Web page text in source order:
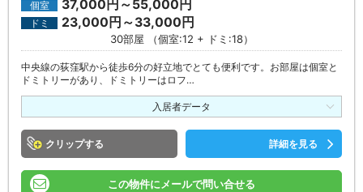
個室 37,000円～55,000円
ドミ 23,000円～33,000円
30部屋 （個室:12 + ドミ:18）
中央線の荻窪駅から徒歩6分の好立地でとても便利です。お部屋は個室と
ドミトリーがあり、ドミトリーはロフ…
入居者データ
クリップ 詳細を見る
この物件にメールで問い合せる